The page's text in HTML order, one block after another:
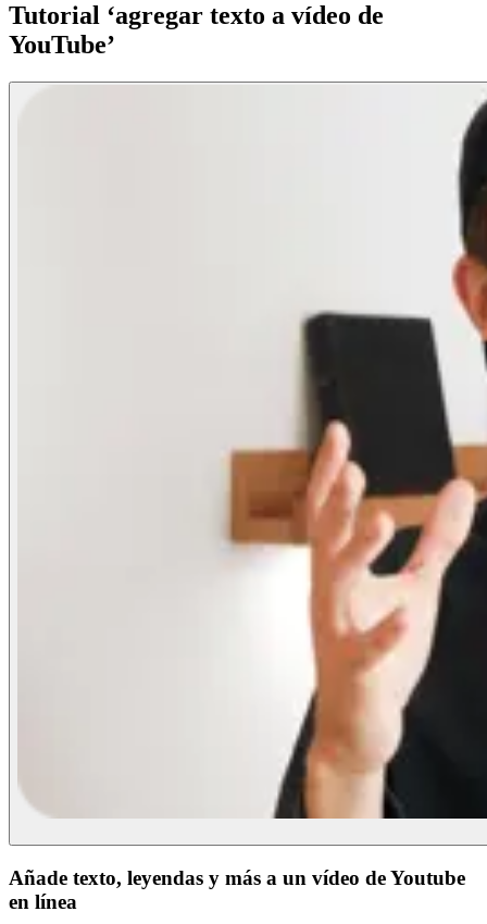
Tutorial ‘agregar texto a vídeo de
YouTube’
Añade texto, leyendas y más a un vídeo de Youtube
en línea